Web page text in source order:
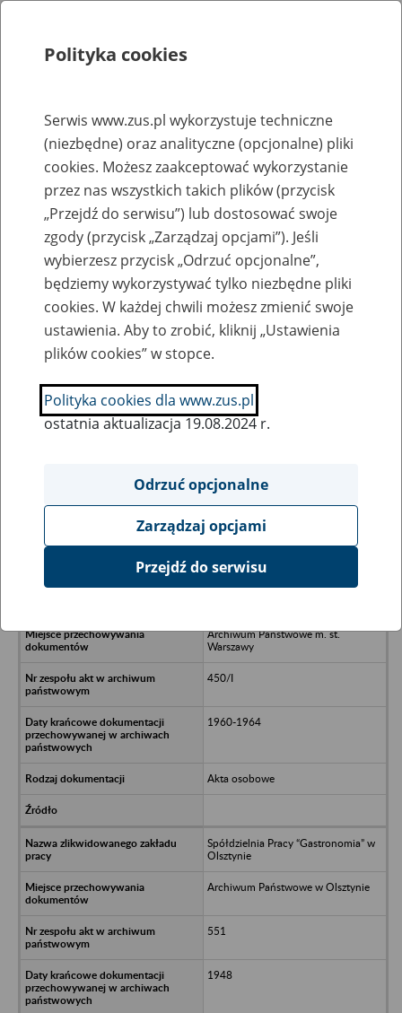
Rejestry, ewidencje i archiwa
Baza zlikwidowanych lub
przekształconych zakładów pracy
Nazwa zakładu pracy:
SZUKAJ
Ukryj wszystkie pozycje bazy
Spółdzielnia Pracy “Geodezja”
Archiwum Państwowe m. st.
Warszawy
450/I
1960-1964
Akta osobowe
Spółdzielnia Pracy “Gastronomia” w
Olsztynie
Archiwum Państwowe w Olsztynie
551
1948
Polityka cookies
Serwis www.zus.pl wykorzystuje techniczne
(niezbędne) oraz analityczne (opcjonalne) pliki
cookies. Możesz zaakceptować wykorzystanie
przez nas wszystkich takich plików (przycisk
„Przejdź do serwisu”) lub dostosować swoje
zgody (przycisk „Zarządzaj opcjami”). Jeśli
wybierzesz przycisk „Odrzuć opcjonalne”,
będziemy wykorzystywać tylko niezbędne pliki
cookies. W każdej chwili możesz zmienić swoje
ustawienia. Aby to zrobić, kliknij „Ustawienia
plików cookies” w stopce.
Polityka cookies dla www.zus.pl
ostatnia aktualizacja 19.08.2024 r.
Odrzuć opcjonalne
Zarządzaj opcjami
Przejdź do serwisu